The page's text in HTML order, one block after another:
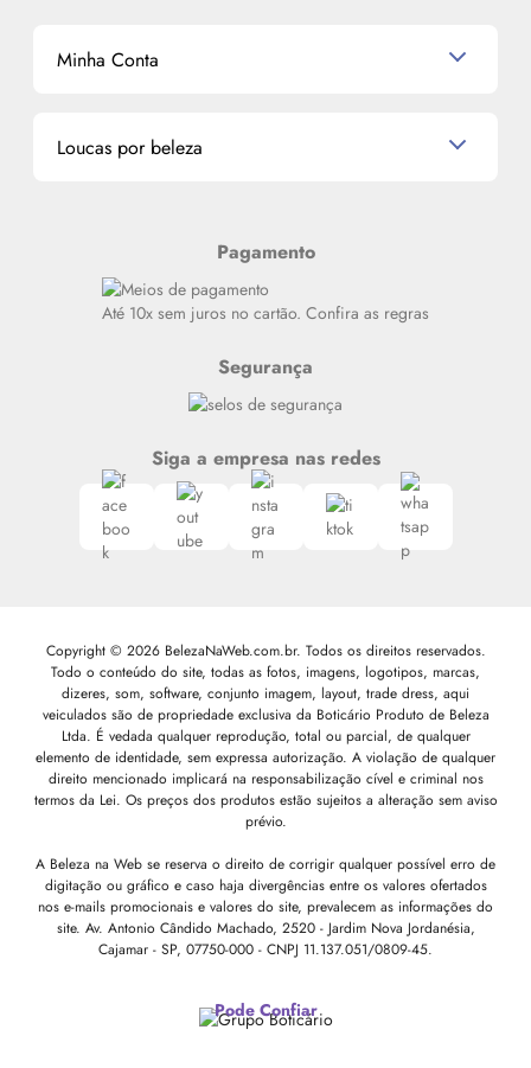
Nossas lojas
Cupom de Desconto
La Vie Est Belle Lancôme
Miniaturas de Produtos de Cabelo
Minha Conta
Meus endereços
Loucas por beleza
Siga nosso canal no Whatsapp
Pagamento
Até 10x sem juros no cartão. Confira as regras
Segurança
Siga a empresa nas redes
Copyright © 2026 BelezaNaWeb.com.br. Todos os direitos reservados.
Todo o conteúdo do site, todas as fotos, imagens, logotipos, marcas,
dizeres, som, software, conjunto imagem, layout, trade dress, aqui
veiculados são de propriedade exclusiva da Boticário Produto de Beleza
Ltda. É vedada qualquer reprodução, total ou parcial, de qualquer
elemento de identidade, sem expressa autorização. A violação de qualquer
direito mencionado implicará na responsabilização cível e criminal nos
termos da Lei. Os preços dos produtos estão sujeitos a alteração sem aviso
prévio.
A Beleza na Web se reserva o direito de corrigir qualquer possível erro de
digitação ou gráfico e caso haja divergências entre os valores ofertados
nos e-mails promocionais e valores do site, prevalecem as informações do
site. Av. Antonio Cândido Machado, 2520 - Jardim Nova Jordanésia,
Cajamar - SP, 07750-000 - CNPJ 11.137.051/0809-45.
Pode Confiar